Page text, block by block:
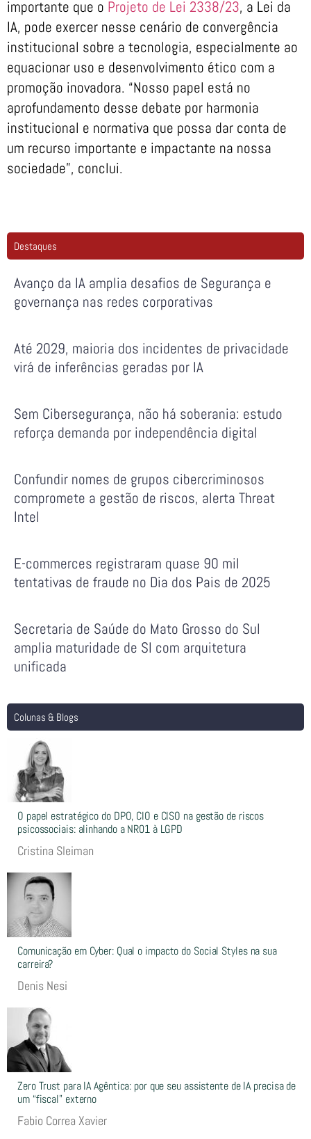
importante que o Projeto de Lei 2338/23, a Lei da
IA, pode exercer nesse cenário de convergência
institucional sobre a tecnologia, especialmente ao
equacionar uso e desenvolvimento ético com a
promoção inovadora. “Nosso papel está no
aprofundamento desse debate por harmonia
institucional e normativa que possa dar conta de
um recurso importante e impactante na nossa
sociedade”, conclui.
Destaques
Avanço da IA amplia desafios de Segurança e
governança nas redes corporativas
Até 2029, maioria dos incidentes de privacidade
virá de inferências geradas por IA
Sem Cibersegurança, não há soberania: estudo
reforça demanda por independência digital
Confundir nomes de grupos cibercriminosos
compromete a gestão de riscos, alerta Threat
Intel
E-commerces registraram quase 90 mil
tentativas de fraude no Dia dos Pais de 2025
Secretaria de Saúde do Mato Grosso do Sul
amplia maturidade de SI com arquitetura
unificada
Colunas & Blogs
O papel estratégico do DPO, CIO e CISO na gestão de riscos
psicossociais: alinhando a NR01 à LGPD
Cristina Sleiman
Comunicação em Cyber: Qual o impacto do Social Styles na sua
carreira?
Denis Nesi
Zero Trust para IA Agêntica: por que seu assistente de IA precisa de
um “fiscal” externo
Fabio Correa Xavier